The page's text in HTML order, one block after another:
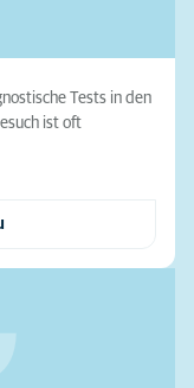
Tests in den
ist oft